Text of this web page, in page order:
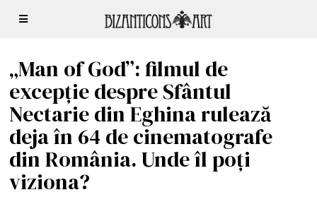
„Man of God”: filmul de
excepție despre Sfântul
Nectarie din Eghina rulează
deja în 64 de cinematografe
din România. Unde îl poți
viziona?